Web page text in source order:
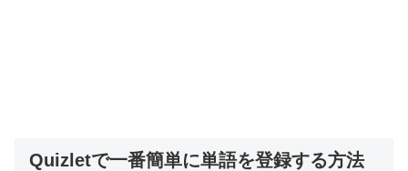
Quizletで一番簡単に単語を登録する方法